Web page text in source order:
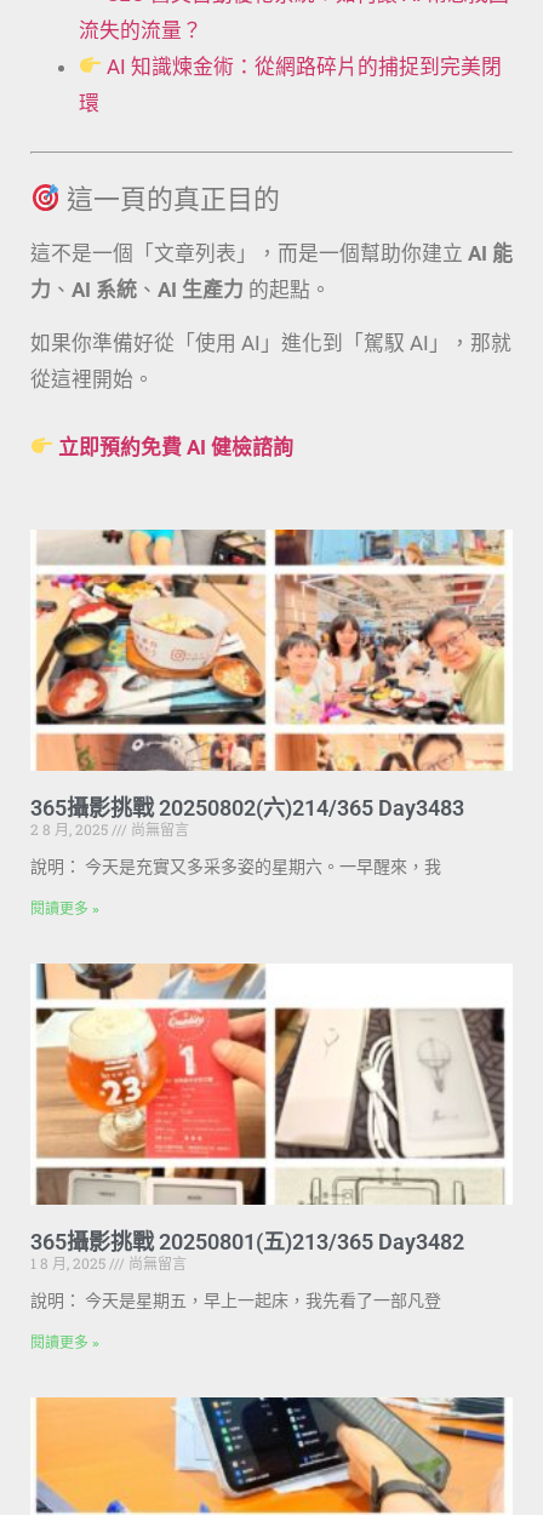
流失的流量？
AI 知識煉金術：從網路碎片的捕捉到完美閉
環
這一頁的真正目的
這不是一個「文章列表」，而是一個幫助你建立 AI 能
力 、 AI 系統 、 AI 生產力 的起點。
如果你準備好從「使用 AI」進化到「駕馭 AI」，那就
從這裡開始。
立即預約免費 AI 健檢諮詢
365攝影挑戰 20250802(六)214/365 Day3483
2 8 月, 2025
尚無留言
說明： 今天是充實又多采多姿的星期六。一早醒來，我
閱讀更多 »
365攝影挑戰 20250801(五)213/365 Day3482
1 8 月, 2025
尚無留言
說明： 今天是星期五，早上一起床，我先看了一部凡登
閱讀更多 »